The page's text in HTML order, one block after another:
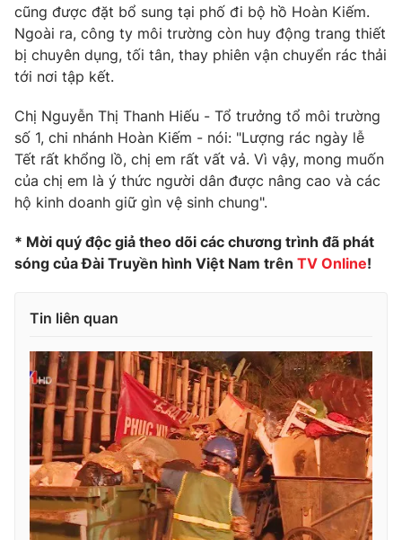
Thị trường
Tư vấn
Lịch phát sóng
Chuyên mục khác
Emagazine Podcast
Photo Infographic
VTV Money VTV Thể thao
VTV Sức khoẻ
Thị trường 24h Tấm lòng Việt
VTV4 Vươn mình bằng AI
VTV9 VTV8
Liên hệ tòa soạn English
cũng được đặt bổ sung tại phố đi bộ hồ Hoàn Kiếm.
Ngoài ra, công ty môi trường còn huy động trang thiết
bị chuyên dụng, tối tân, thay phiên vận chuyển rác thải
tới nơi tập kết.
Chị Nguyễn Thị Thanh Hiếu - Tổ trưởng tổ môi trường
số 1, chi nhánh Hoàn Kiếm - nói: "Lượng rác ngày lễ
Tết rất khổng lồ, chị em rất vất vả. Vì vậy, mong muốn
của chị em là ý thức người dân được nâng cao và các
hộ kinh doanh giữ gìn vệ sinh chung".
* Mời quý độc giả theo dõi các chương trình đã phát
sóng của Đài Truyền hình Việt Nam trên TV Online!
Tin liên quan